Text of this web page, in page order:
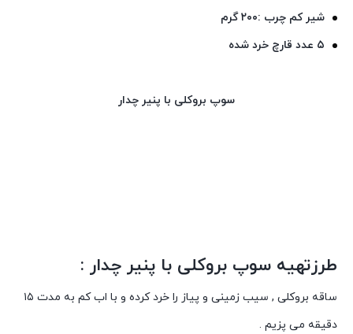
شیر کم چرب :۲۰۰ گرم
۵ عدد قارچ خرد شده
سوپ بروکلی با پنیر چدار
طرزتهیه سوپ بروکلی با پنیر چدار :
ساقه بروکلی , سیب زمینی و پیاز را خرد کرده و با اب کم به مدت ۱۵
دقیقه می پزیم .